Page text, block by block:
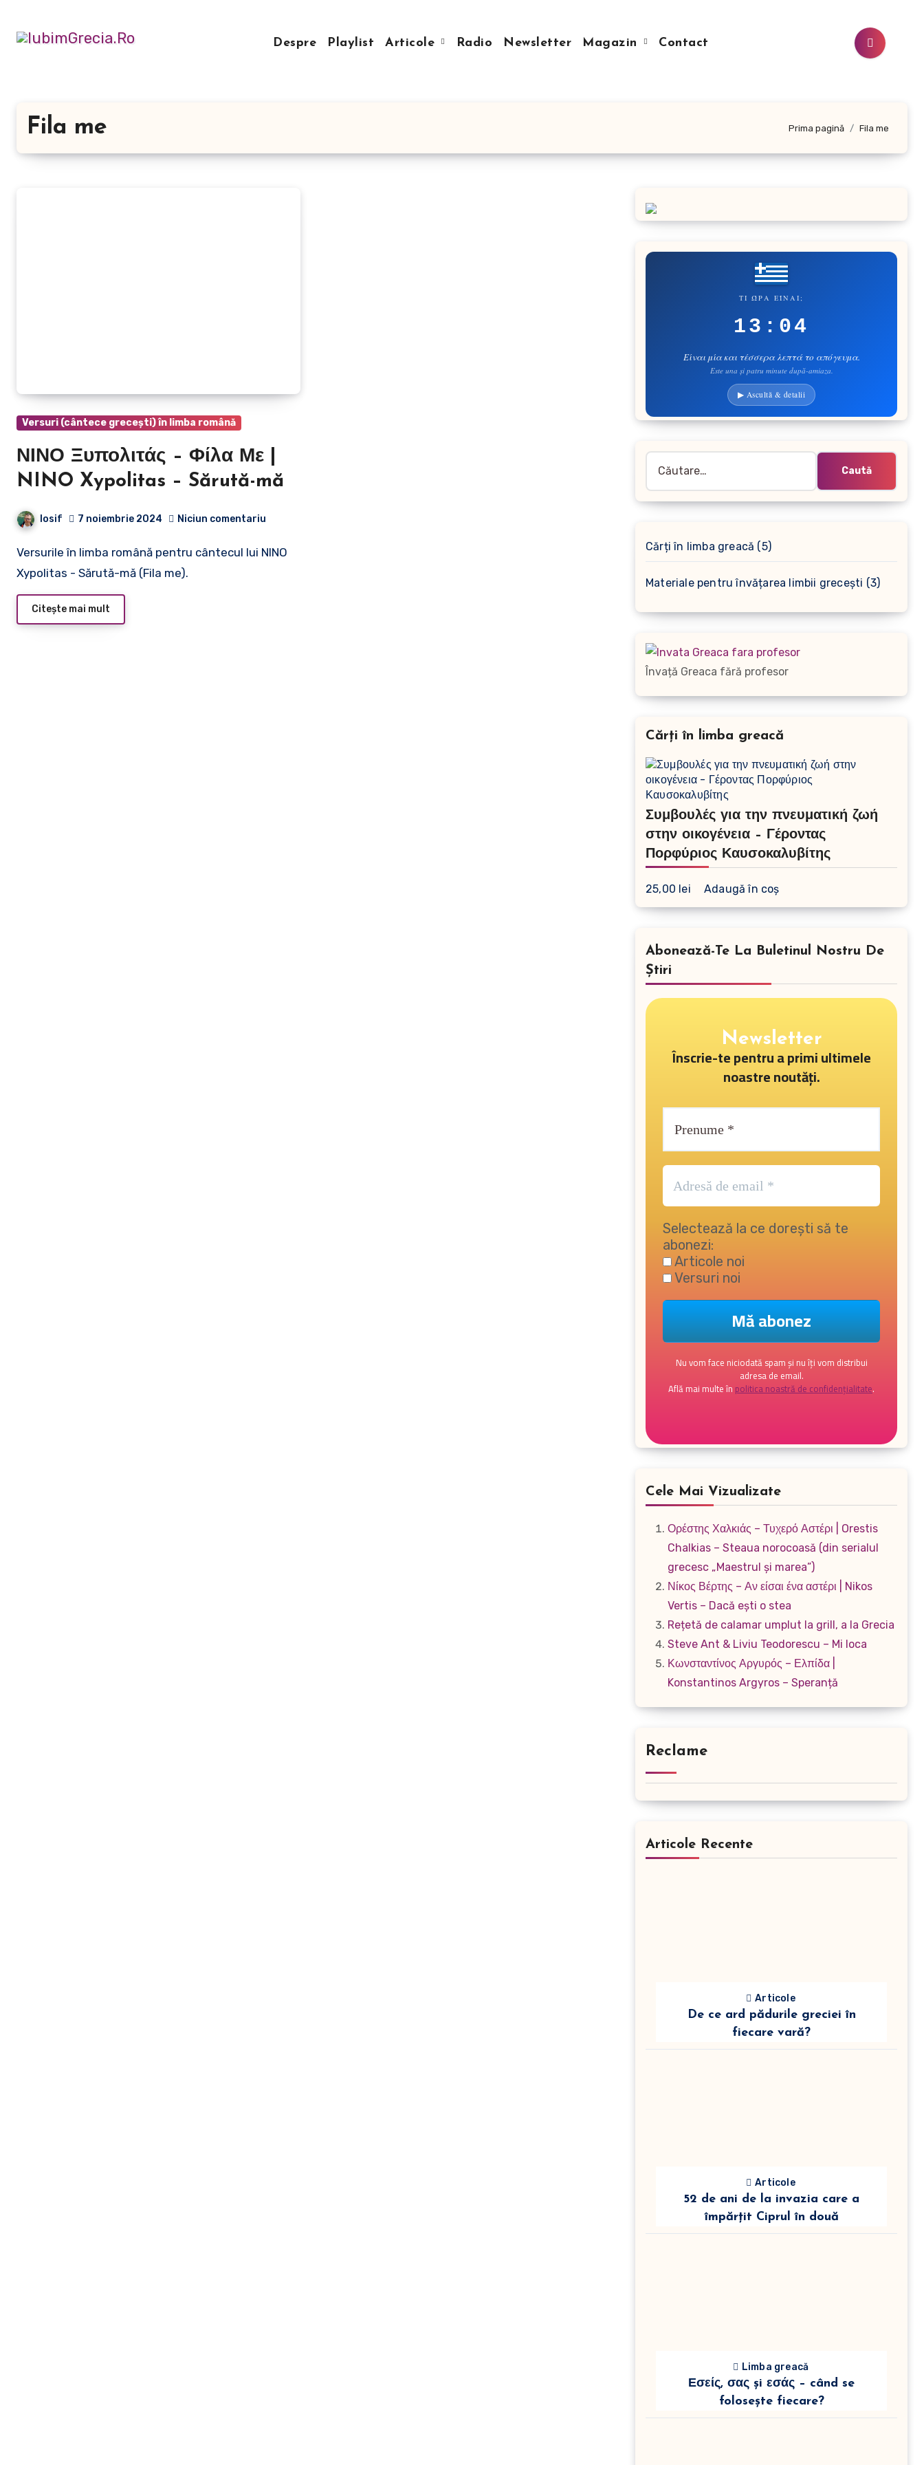
conținut
Despre Playlist Articole Radio Newsletter Magazin Contact
Fila me Prima pagină Fila me
Versuri (cântece grecești) în limba română
ΝΙΝΟ Ξυπολιτάς – Φίλα Με |
NINO Xypolitas – Sărută-mă
Iosif 7 noiembrie 2024 Niciun comentariu
Versurile în limba română pentru cântecul lui NINO
Xypolitas - Sărută-mă (Fila me).
Citește mai mult
ΤΙ ΏΡΑ ΕΊΝΑΙ;
13:04
Είναι μία και τέσσερα λεπτά το απόγευμα.
Este una și patru minute după-amiaza.
▶ Ascultă & detalii
după:
Cărți în limba greacă 55
produse
Materiale pentru învățarea limbii grecești
33
Învață Greaca fără profesor
Cărți în limba greacă
Συμβουλές για την πνευματική ζωή
στην οικογένεια – Γέροντας
Πορφύριος Καυσοκαλυβίτης
25,00 lei Adaugă în coș
Abonează-Te La Buletinul Nostru De
Știri
Newsletter
Înscrie-te pentru a primi ultimele
noastre noutăți.
Selectează la ce dorești să te
abonezi:
Articole noi
Versuri noi
Nu vom face niciodată spam și nu îți vom distribui
adresa de email.
Află mai multe în politica noastră de confidențialitate.
Cele Mai Vizualizate
Ορέστης Χαλκιάς – Τυχερό Αστέρι | Orestis
Chalkias – Steaua norocoasă (din serialul
grecesc „Maestrul și marea”)
Νίκος Βέρτης – Αν είσαι ένα αστέρι | Nikos
Vertis – Dacă ești o stea
Rețetă de calamar umplut la grill, a la Grecia
Steve Ant & Liviu Teodorescu – Mi loca
Κωνσταντίνος Αργυρός – Ελπίδα |
Konstantinos Argyros – Speranță
Reclame
Articole Recente
Articole
De ce ard pădurile greciei în
fiecare vară?
Articole
52 de ani de la invazia care a
împărțit Ciprul în două
Limba greacă
Εσείς, σας și εσάς – când se
folosește fiecare?